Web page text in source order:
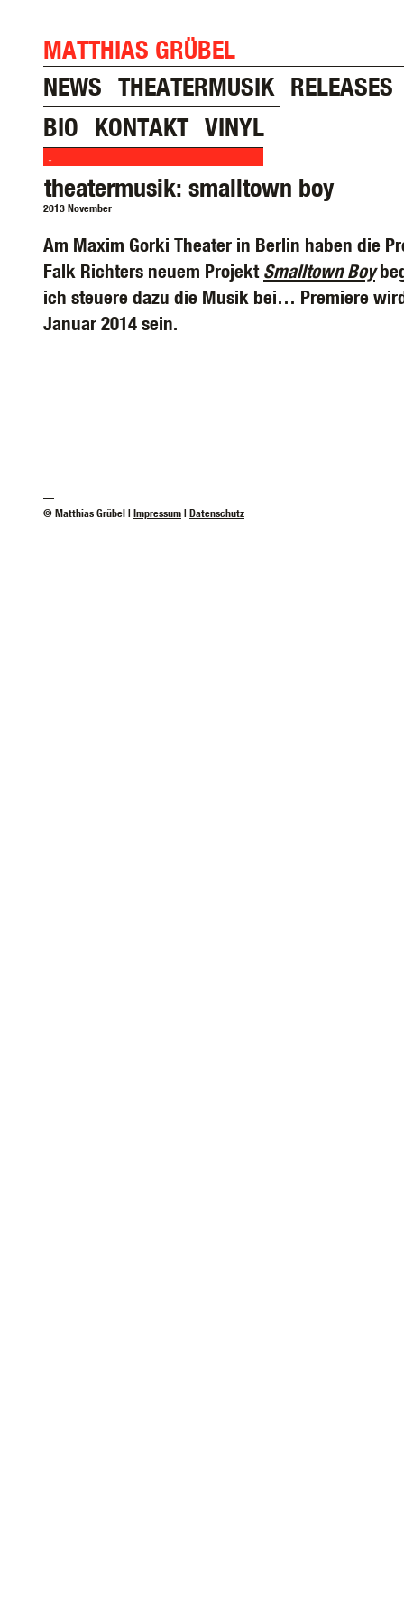
MATTHIAS GRÜBEL
NEWS THEATERMUSIK RELEASES
BIO
KONTAKT VINYL
↓
theatermusik: smalltown boy
2013 November
Am Maxim Gorki Theater in Berlin haben die
Falk Richters neuem Projekt Smalltown Boy
ich steuere dazu die Musik bei… Premiere
Januar 2014 sein.
—
© Matthias Grübel | Impressum | Datenschutz